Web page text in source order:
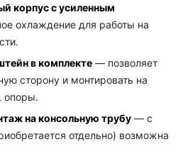
корпус с усиленным
охлаждение для работы на
в комплекте — позволяет
сторону и монтировать на
опоры.
на консольную трубу — с
отдельно) возможна